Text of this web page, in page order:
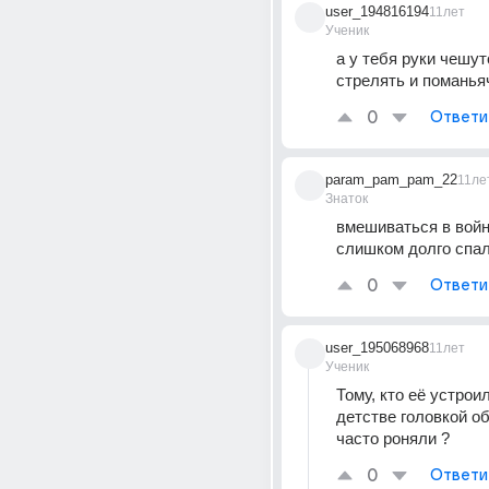
user_194816194
Ученик
11лет
а у тебя руки
стрелять и
0
param_pam_pam_22
Знаток
вмешиваться в
слишком долго
0
user_195068968
Ученик
11лет
Тому, кто её
детстве головкой
часто роняли ?
0